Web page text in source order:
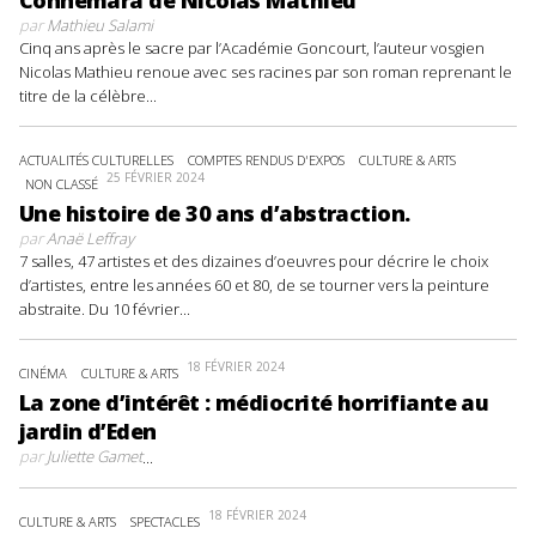
parMathieu Salami
Cinq ans après le sacre par l’Académie Goncourt, l’auteur vosgien
Nicolas Mathieu renoue avec ses racines par son roman reprenant le
titre de la célèbre...
ACTUALITÉS CULTURELLES COMPTES RENDUS D'EXPOS
CULTURE & ARTS
NON CLASSÉ 25 FÉVRIER 2024
Une histoire de 30 ans d’abstraction.
parAnaë Leffray
7 salles, 47 artistes et des dizaines d’oeuvres pour décrire le choix
d’artistes, entre les années 60 et 80, de se tourner vers la peinture
abstraite. Du 10 février...
CINÉMA CULTURE & ARTS 18 FÉVRIER 2024
La zone d’intérêt : médiocrité horrifiante au
jardin d’Eden
parJuliette Gamet...
CULTURE & ARTS SPECTACLES 18 FÉVRIER 2024